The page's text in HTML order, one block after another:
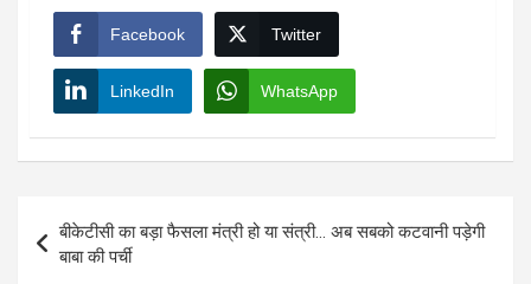
Facebook Twitter
LinkedIn WhatsApp
Post
navigation
बीकेटीसी का बड़ा फैसला मंत्री हो या संत्री… अब सबको कटवानी पड़ेगी
बाबा की पर्ची